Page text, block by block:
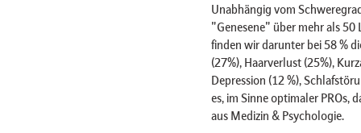
Unabhängig vom
"Genesene" über mehr als 50
finden wir darunter bei 58 %
(27%), Haarverlust (25%),
Depression (12 %),
es, im Sinne optimaler PROs,
aus Medizin & Psychologie.